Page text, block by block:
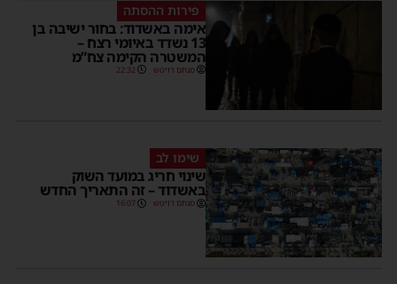
פירות ההסתה
אימה באשדוד: בחור ישיבה בן
13 נשדד באיומי רצח –
המשטרה הקימה צח”מ
מנחם דויטש 22:32
שימו לב
שינוי חריג במועד השוק
באשדוד – זה התאריך החדש
מנחם דויטש 16:07